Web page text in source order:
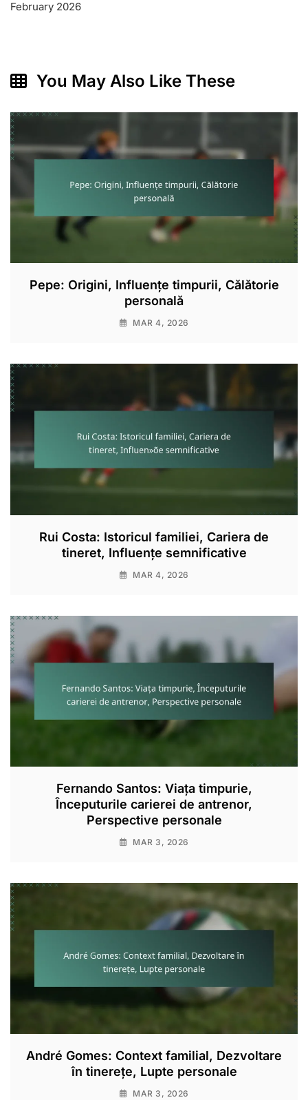
February 2026
You May Also Like These
Pepe: Origini, Influențe timpurii, Călătorie
personală
MAR 4, 2026
Rui Costa: Istoricul familiei, Cariera de
tineret, Influențe semnificative
MAR 4, 2026
Fernando Santos: Viața timpurie,
Începuturile carierei de antrenor,
Perspective personale
MAR 3, 2026
André Gomes: Context familial, Dezvoltare
în tinerețe, Lupte personale
MAR 3, 2026